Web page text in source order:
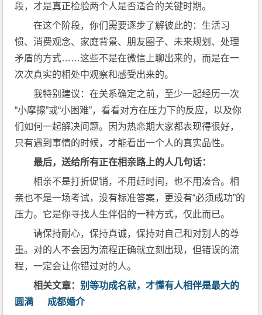
段，才是真正检验两个人是否适合的关键时期。
在这个阶段，你们需要逐步了解彼此的：生活习
惯、消费观念、家庭背景、朋友圈子、未来规划、处理
矛盾的方式……这些不是在微信上聊出来的，而是在一
次次真实的相处中观察和感受出来的。
我特别建议：在关系确定之前，至少一起经历一次
“小摩擦”或“小困难”，看看对方在压力下的反应，以及你
们如何一起解决问题。因为热恋期大家都表现得很好，
只有遇到事情的时候，才能看出一个人的真实品性。
最后，送给所有正在相亲路上的人几句话：
相亲不是打折促销，不用赶时间，也不用凑合。相
亲也不是一场考试，没有标准答案，更没有“必须成功”的
压力。它是你寻找人生伴侣的一种方式，仅此而已。
请保持耐心，保持真诚，保持对自己和对别人的尊
重。对的人不会因为流程正确就立刻出现，但错误的流
程，一定会让你错过对的人。
相关文章：别等功成名就，才懂有人相伴是最大的
圆满
成都婚介